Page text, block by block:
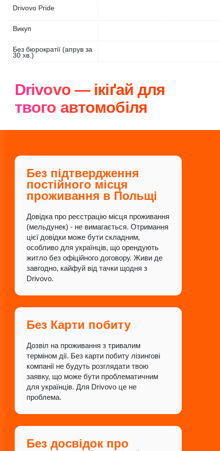
Drivovo Pride
Викуп
Без бюрократії (апрув за
30 хв.)
Drivovo — ікіґай для
твого автомобіля
Без підтвердження
постійного місця
проживання в Польщі
Довідка про реєстрацію місця проживання
(мельдунек) - не вимагається. Отримання
цієї довідки може бути складним,
особливо для українців, що орендують
житло без офіційного договору. Живи де
завгодно, кайфуй від тачки щодня з
Drivovo.
Без Карти побиту
Дозвіл на проживання з тривалим
терміном дії. Без карти побиту лізингові
компанії не будуть розглядати твою
заявку, що може бути проблематичним
для українців. Для Drivovo це не
проблема.
Без досвідок про